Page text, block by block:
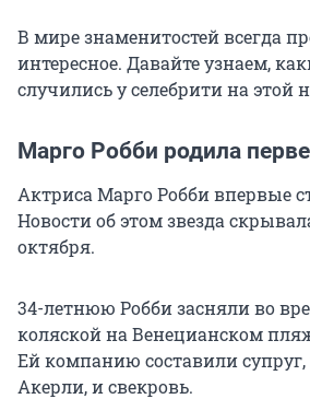
В мире знаменитостей всегда
интересное. Давайте узнаем,
случились у селебрити на этой
Марго Робби родила
Актриса Марго Робби впервые
Новости об этом звезда
октября.
34-летнюю Робби засняли во
коляской на Венецианском
Ей компанию составили
Акерли, и свекровь.